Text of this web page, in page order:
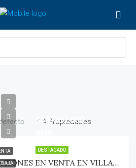
4 Propiedades
DESTACADO
$13.000.000
CASA DE 5 HABITACIONES EN VENTA EN VILLA MAGNA, CANCUN, AMBIENTES AMPLIOS, ALBERCA PRIVADA, SALA DE MASAJES/ OPORTUNIDAD!!!